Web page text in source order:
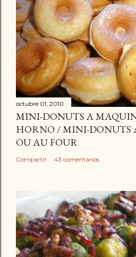
octubre 01, 2010
MINI-DONUTS A
HORNO / MINI-DONUTS
OU AU FOUR
Compartir 43 comentarios